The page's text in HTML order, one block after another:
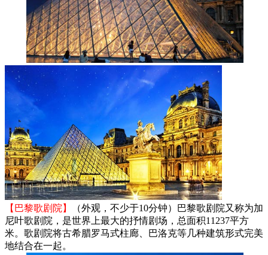
【巴黎歌剧院】
（外观，不少于10分钟）巴黎歌剧院又称为加
尼叶歌剧院，是世界上最大的抒情剧场，总面积11237平方
米。歌剧院将古希腊罗马式柱廊、巴洛克等几种建筑形式完美
地结合在一起。